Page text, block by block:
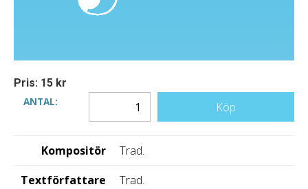
Pris: 15 kr
ANTAL:
Köp
Kompositör
Trad.
Textförfattare
Trad.